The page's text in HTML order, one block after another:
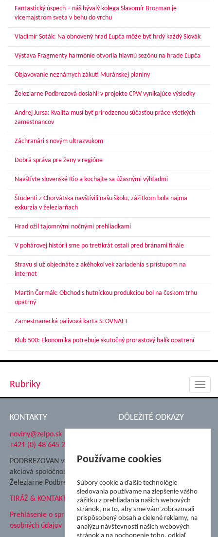
Fantastický úspech – náš bývalý kolega Slavomír Brozman je
vicemajstrom sveta v behu do vrchu
Vladimír Soták: Na obnovený hrad Ľupča môže byť hrdý každý Slovák
Výstava Fragmenty harmónie otvorila hlavnú sezónu na hrade Ľupča
Objavovanie neznámych zákutí Muránskej planiny
Železiarne Podbrezová dosiahli v projekte CPW vynikajúce výsledky
Andrej Jursa: Kvalita musí byť prirodzenou súčasťou práce všetkých
zamestnancov
Záchranári s novým ultrazvukom
Dobrá správa pre ženy v regióne
Navštívte slovenské Rio a kochajte sa úžasnými výhľadmi
Študenti z Chorvátska navštívili našu školu, zážitkom bola najmä
exkurzia v železiarňach
Hrad ožil tajomnými nočnými prehliadkami
V pohárovej histórii sme po tretíkrát ostali pred bránami finále
Stravu si už objednáte z akéhokoľvek zariadenia s prístupom na
internet
Martin Čermák: Obchod s hutníckou produkciou bol na českom trhu
opatrný
Zamestnanecká palivová karta SLOVNAFT
Klub 500: Ekonomika potrebuje skutočný prorastový balík opatrení
Rubriky
KONTAKTY
noviny@zelpo.sk
+421 (0) 48 645 2711
PODBREZOVAN vydáva
akciová spoločnosť
Železiarne Podbrezová
TIRÁŽ & KONTAKT
Prehlásenie o spracovaní
osobných údajov
DÔLEŽITÉ ODKAZY
Nadácia Železiarne
ŽP Informatika s.r.o.
ŠK Železiarne Podbrezová
Tále a.s.
Používame cookies
Súbory cookie a ďalšie technológie
sledovania používame na zlepšenie vášho
zážitku z prehliadania našich webových
stránok, na to, aby sme vám zobrazovali
prispôsobený obsah a cielené reklamy, na
analýzu návštevnosti našich webových